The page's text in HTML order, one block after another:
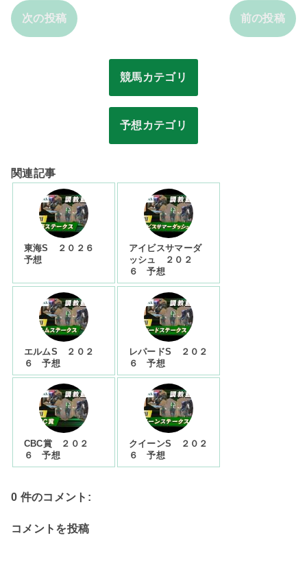
次の投稿 前の投稿
競馬カテゴリ
予想カテゴリ
関連記事
東海S ２０２６
予想
アイビスサマーダ
ッシュ ２０２
６ 予想
エルムS ２０２
６ 予想
レパードS ２０２
６ 予想
CBC賞 ２０２
６ 予想
クイーンS ２０２
６ 予想
0 件のコメント:
コメントを投稿